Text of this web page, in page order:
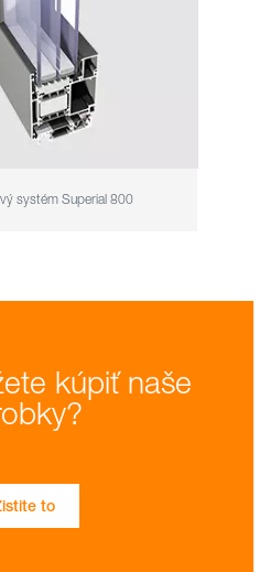
systém Superial 800
kúpiť naše
to